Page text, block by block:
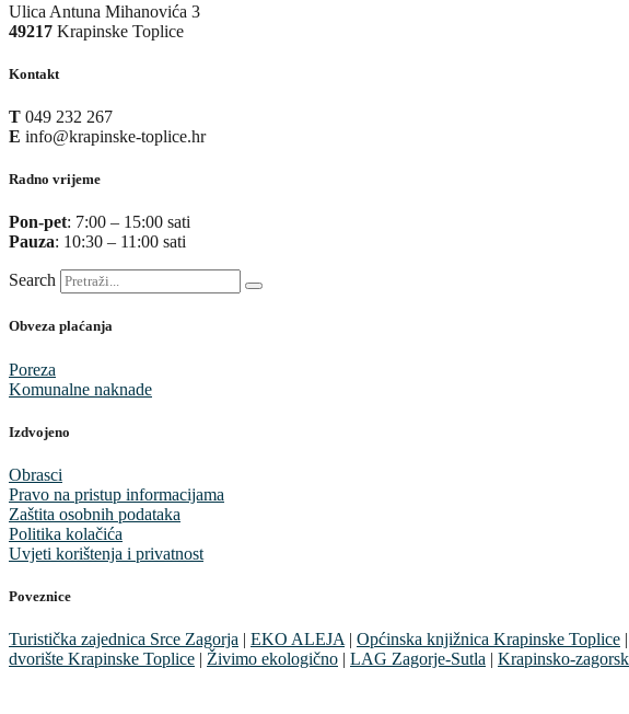
Ulica Antuna Mihanovića 3
49217 Krapinske Toplice
Kontakt
T 049 232 267
E info@krapinske-toplice.hr
Radno vrijeme
Pon-pet: 7:00 – 15:00 sati
Pauza: 10:30 – 11:00 sati
Search
Obveza plaćanja
Poreza
Komunalne naknade
Izdvojeno
Obrasci
Pravo na pristup informacijama
Zaštita osobnih podataka
Politika kolačića
Uvjeti korištenja i privatnost
Poveznice
Turistička zajednica Srce Zagorja | EKO ALEJA | Općinska knjižnica Krapinske Toplice |
dvorište Krapinske Toplice | Živimo ekologično | LAG Zagorje-Sutla | Krapinsko-